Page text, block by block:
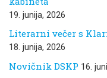
19. junija, 2026
Literarni večer s
18. junija, 2026
Novičnik DSKP 16.